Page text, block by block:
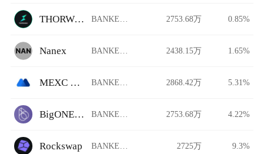
THORWallet DEX 2753.68万 0.85%
Nanex 2438.15万 1.65%
MEXC Global 2868.42万 5.31%
BigONE Futures 2753.68万 4.22%
Rockswap 2725万 9.3%